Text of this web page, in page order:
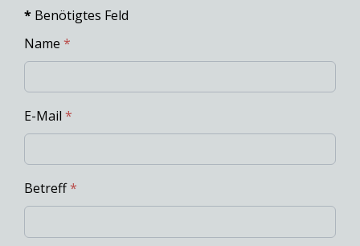
* Benötigtes Feld
Name *
E-Mail *
Betreff*